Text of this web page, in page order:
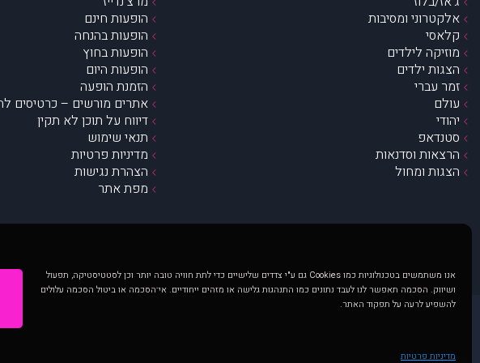
אנו משתמשים בטכנולוגיות כמו Cookies גם ע"י צדדים שלישיים כדי לתת חוויה טובה יותר וכן לסטטיסטיקה, תפעול
ושיווק. הסכמה תאפשר לנו לעבד נתונים כמו התנהגות גלישה או מזהים ייחודיים. אי־הסכמה או ביטול הסכמה עלולים
להשפיע לרעה על תפקוד האתר.
מדיניות פרטיות
אלקטרוני ומסיבות
קלאסי
מוזיקה לילדים
הצגות ילדים
זמר עברי
עולם
יהודי
סטנדאפ
הרצאות וסדנאות
הצגות ומחול
הופעות חינם
הופעות בהנחה
הופעות בחוץ
הופעות היום
הזמנת הופעה
אתרים מורשים – כרטיסים
דיווח על תוכן לא תקין
תנאי שימוש
מדיניות פרטיות
הצהרת נגישות
מפת אתר